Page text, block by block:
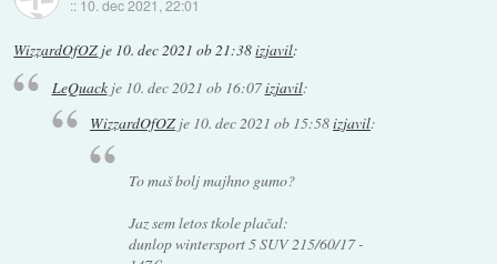
:: 10. dec 2021, 22:01
WizzardOfOZ je 10. dec 2021 ob 21:38izjavil:
LeQuackje 10. dec 2021 ob 16:07izjavil:
WizzardOfOZje 10. dec 2021 ob 15:58izjavil:
To maš bolj majhno gumo?
Jaz sem letos tkole plačal:
dunlop wintersport 5 SUV 215/60/17 -